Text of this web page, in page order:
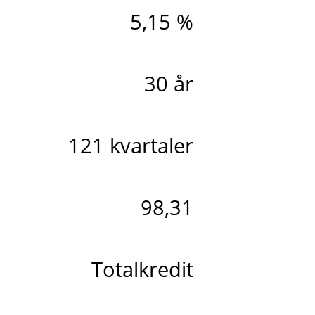
5,15 %
30 år
121 kvartaler
98,31
Totalkredit